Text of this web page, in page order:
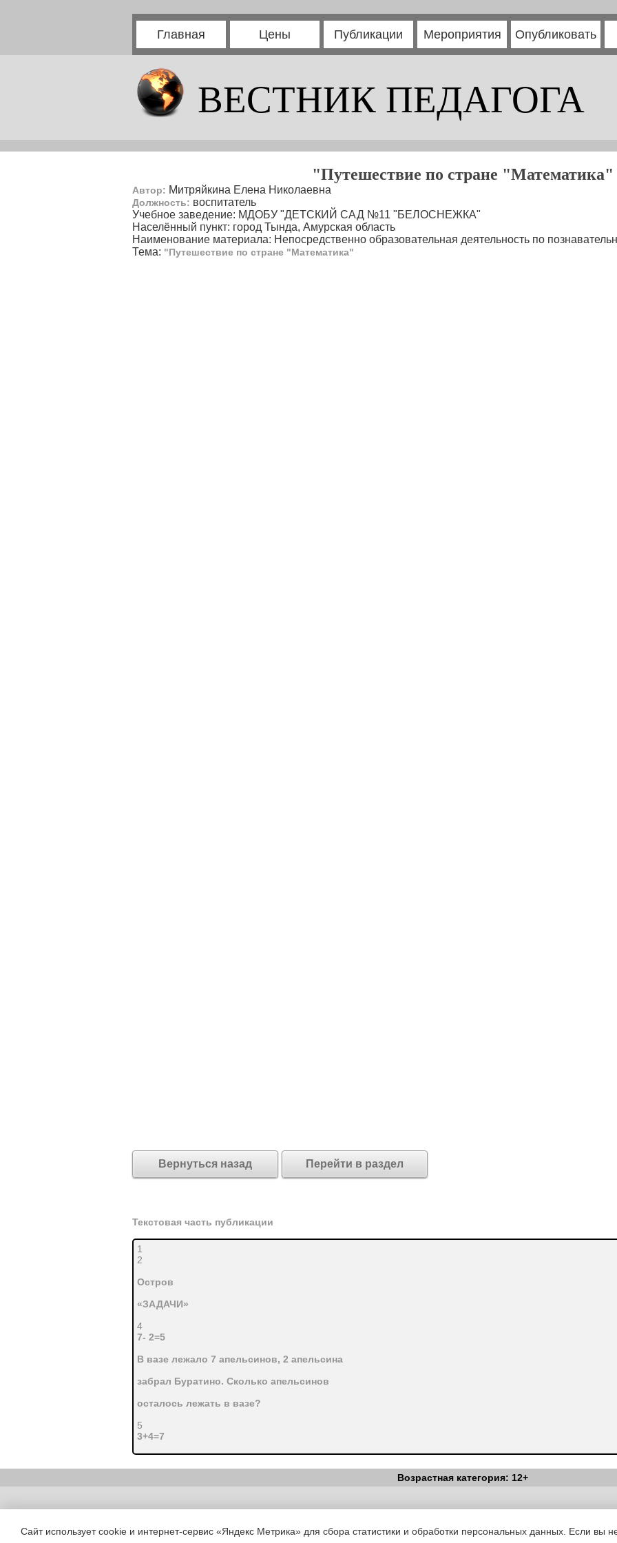
Главная Цены Публикации Мероприятия Опубликовать
ВЕСТНИК ПЕДАГОГА
"Путешествие по стране "Математика"
Автор: Митряйкина Елена Николаевна
Должность: воспитатель
Учебное заведение: МДОБУ "ДЕТСКИЙ САД №11 "БЕЛОСНЕЖКА"
Населённый пункт: город Тында, Амурская область
Наименование материала: Непосредственно образовательная деятельность по
Тема: "Путешествие по стране "Математика"
Вернуться назад Перейти в раздел
Текстовая часть публикации
1
2
Остров
«ЗАДАЧИ»
4
7- 2=5
В вазе лежало 7 апельсинов, 2 апельсина
забрал Буратино. Сколько апельсинов
осталось лежать в вазе?
5
3+4=7
6
 Остров «ВРЕМЕНИ» 7
фигуры»
Возрастная категория: 12+
Copyright (c) |Вестник Педагога|Об издании|Условия|Политика
Сайт использует cookie и интернет-сервис «Яндекс Метрика» для сбора статистики и обработки персональных данных. Если вы